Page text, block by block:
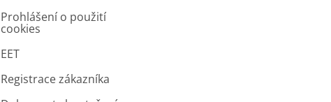
Prohlášení o použití
cookies
EET
Registrace zákazníka